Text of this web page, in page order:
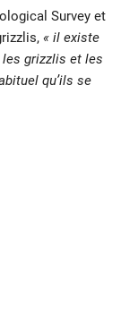
Survey et
« il existe
les grizzlis et les
qu’ils se